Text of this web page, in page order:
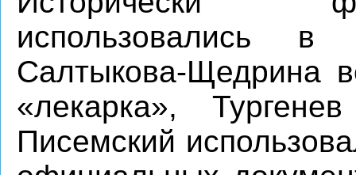
использовались
Салтыкова‑Щедрина
«лекарка»,
Писемский